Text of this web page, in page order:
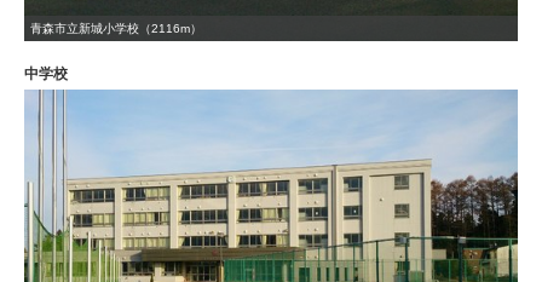
青森市立新城小学校（2116m）
中学校